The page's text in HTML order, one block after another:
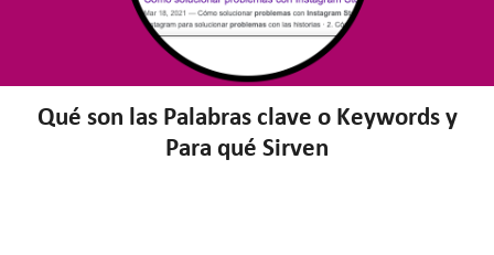
Qué son las Palabras clave o Keywords y
Para qué Sirven